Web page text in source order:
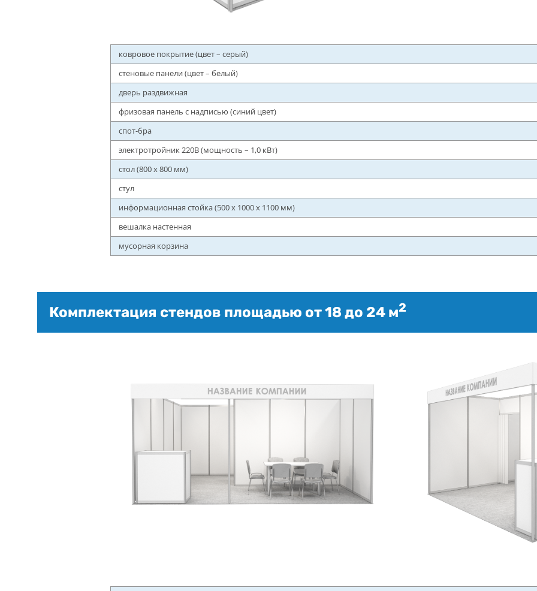
ковровое покрытие (цвет – серый)
стеновые панели (цвет – белый)
дверь раздвижная
фризовая панель с надписью (синий цвет)
спот-бра
электротройник 220В (мощность – 1,0 кВт)
стол (800 x 800 мм)
стул
информационная стойка (500 x 1000 x 1100 мм)
вешалка настенная
мусорная корзина
Комплектация стендов площадью от 18 до 24 м2